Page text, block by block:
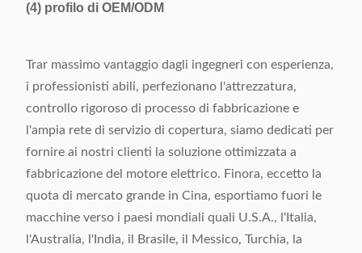
(4) profilo di OEM/ODM
Trar massimo vantaggio dagli ingegneri con esperienza,
i professionisti abili, perfezionano l'attrezzatura,
controllo rigoroso di processo di fabbricazione e
l'ampia rete di servizio di copertura, siamo dedicati per
fornire ai nostri clienti la soluzione ottimizzata a
fabbricazione del motore elettrico. Finora, eccetto la
quota di mercato grande in Cina, esportiamo fuori le
macchine verso i paesi mondiali quali U.S.A., l'Italia,
l'Australia, l'India, il Brasile, il Messico, Turchia, la